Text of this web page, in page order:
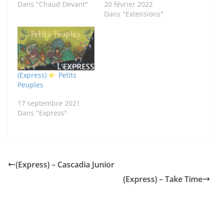
Dans "Chaud Devant"
20 février 2022
Dans "Extensions"
(Express)
Petits
Peuples
17 septembre 2021
Dans "Express"
(Express) – Cascadia Junior
(Express) – Take Time